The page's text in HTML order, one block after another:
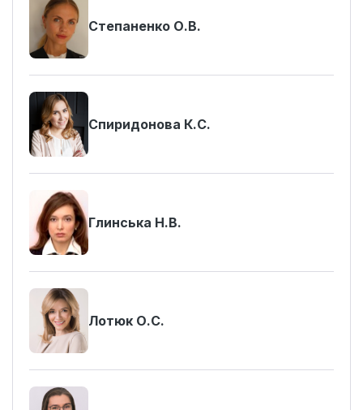
Степаненко О.В.
Спиридонова К.С.
Глинська Н.В.
Лотюк О.С.